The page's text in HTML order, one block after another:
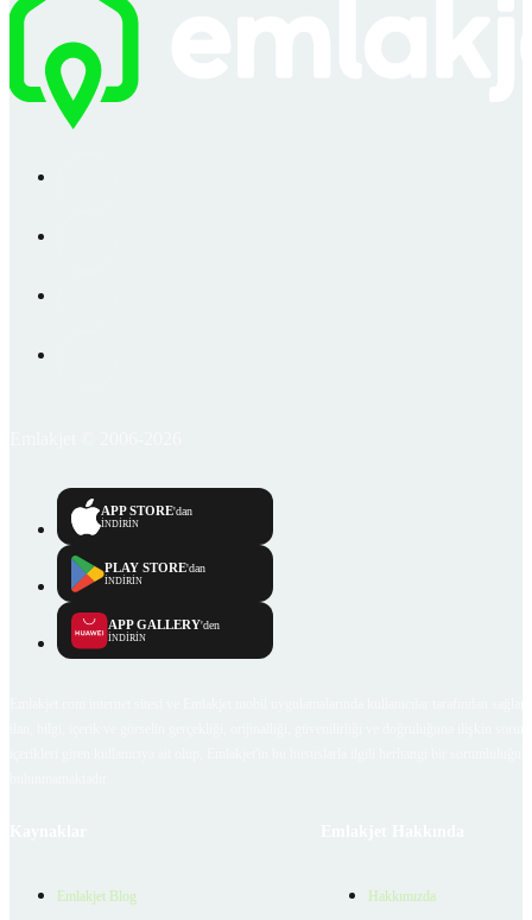
APP STORE'dan
İNDİRİN
PLAY STORE'dan
İNDİRİN
APP GALLERY'den
İNDİRİN
Emlakjet Blog Hakkımızda